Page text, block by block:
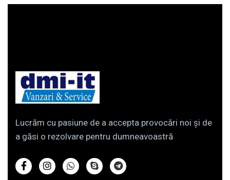
Lucrăm cu pasiune de a accepta provocări noi și de
a găsi o rezolvare pentru dumneavoastră